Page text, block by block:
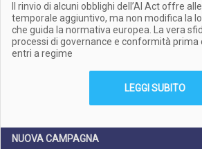
Il rinvio di alcuni obblighi dell’AI Act offre
temporale aggiuntivo, ma non modifica la
che guida la normativa europea. La vera
processi di governance e conformità prima
entri a regime
LEGGI SUBITO
NUOVA CAMPAGNA